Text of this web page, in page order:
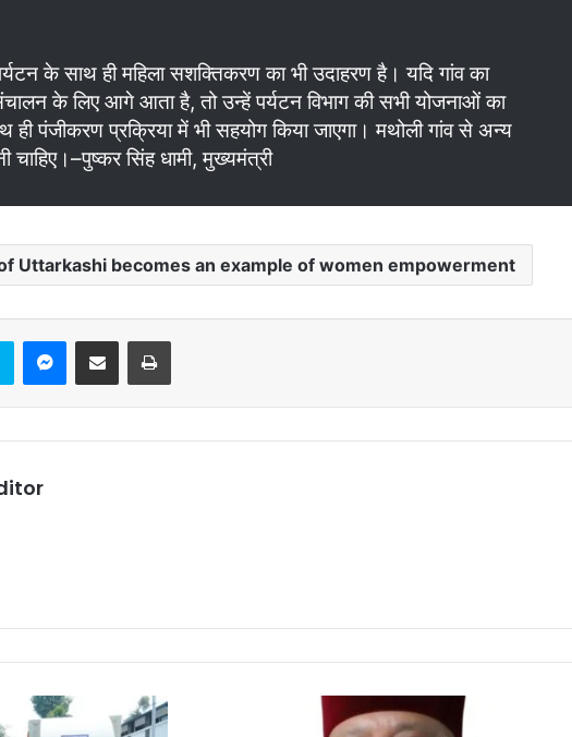
के साथ ही महिला सशक्तिकरण का भी उदाहरण है। यदि गांव का
के लिए आगे आता है, तो उन्हें पर्यटन विभाग की सभी योजनाओं का
ही पंजीकरण प्रक्रिया में भी सहयोग किया जाएगा। मथोली गांव से अन्य
चाहिए।–पुष्कर सिंह धामी, मुख्यमंत्री
Uttarkashi becomes an example of women empowerment